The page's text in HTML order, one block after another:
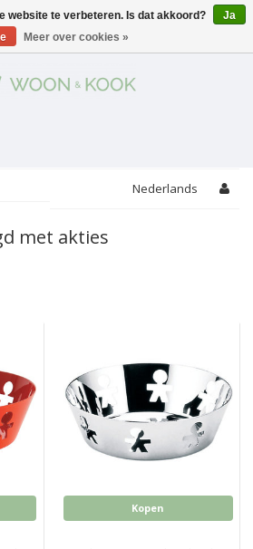
Nederlands
met akties
Kopen
website te verbeteren. Is dat akkoord?
Ja
Meer over cookies »